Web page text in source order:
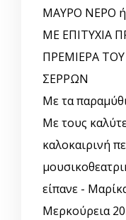
ΜΑΥΡΟ ΝΕΡΟ ή
ΜΕ ΕΠΙΤΥΧΙΑ
ΠΡΕΜΙΕΡΑ
ΣΕΡΡΩΝ
Με τα
Με τους
καλοκαιρινή
είπανε -
Μερκούρεια